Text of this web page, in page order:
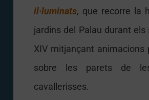
il·luminats, que recorre la
jardins del Palau durant els
XIV mitjançant animacions
sobre les parets de
cavallerisses.